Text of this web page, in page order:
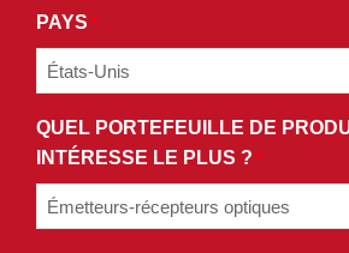
PAYS *
QUEL PORTEFEUILLE DE
INTÉRESSE LE PLUS ? *